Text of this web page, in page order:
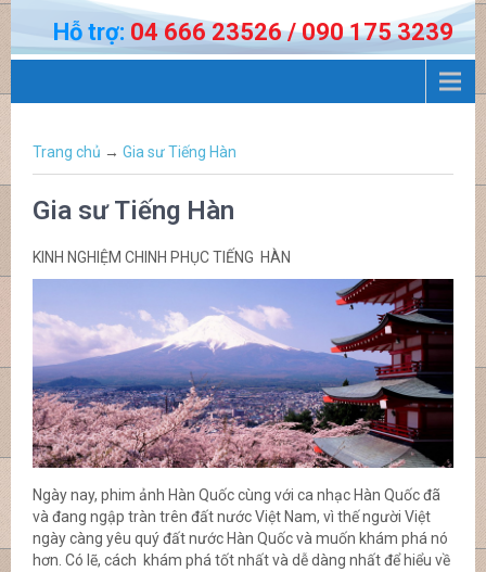
Hỗ trợ: 04 666 23526 / 090 175 3239
Trang chủ → Gia sư Tiếng Hàn
Gia sư Tiếng Hàn
KINH NGHIỆM CHINH PHỤC TIẾNG HÀN
Ngày nay, phim ảnh Hàn Quốc cùng với ca nhạc Hàn Quốc đã
và đang ngập tràn trên đất nước Việt Nam, vì thế người Việt
ngày càng yêu quý đất nước Hàn Quốc và muốn khám phá nó
hơn. Có lẽ, cách khám phá tốt nhất và dễ dàng nhất để hiểu về